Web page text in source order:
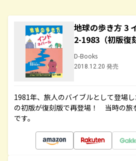
地球の歩き方 3
2-1983（初版復
D-Books
2018.12.20 発売
1981年、旅人のバイブルとして登場
の初版が復刻版で再登場！ 当時の旅
です。